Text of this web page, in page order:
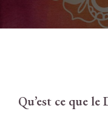
Qu’est ce que